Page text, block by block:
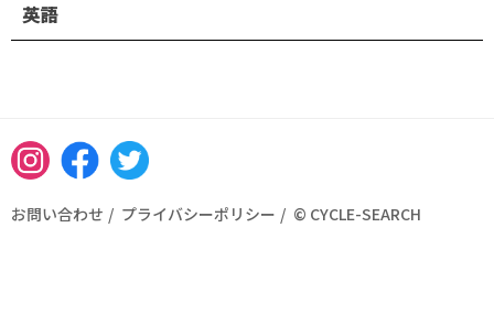
英語
InstagramFacebookTwitter
お問い合わせ プライバシーポリシー © CYCLE-SEARCH